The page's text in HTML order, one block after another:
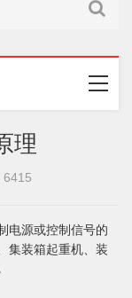
理
电源或控制信号的
集装箱起重机、装